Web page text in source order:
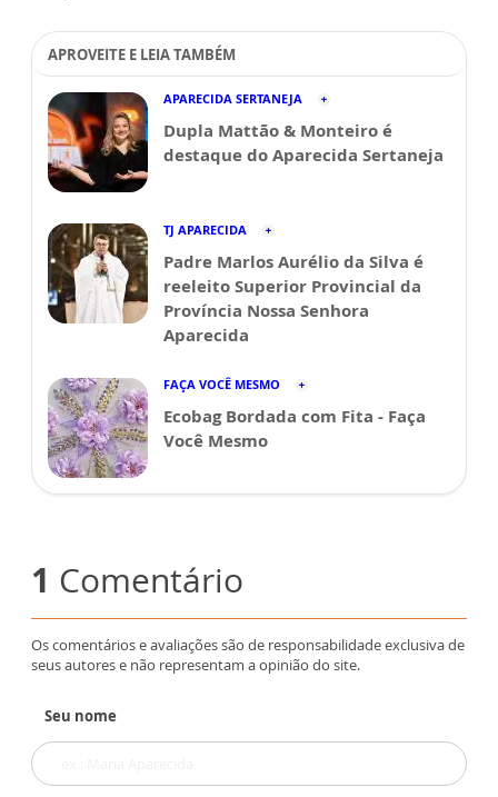
APROVEITE E LEIA TAMBÉM
APARECIDA SERTANEJA
Dupla Mattão & Monteiro é
destaque do Aparecida Sertaneja
TJ APARECIDA
Padre Marlos Aurélio da Silva é
reeleito Superior Provincial da
Província Nossa Senhora
Aparecida
FAÇA VOCÊ MESMO
Ecobag Bordada com Fita - Faça
Você Mesmo
1 Comentário
Os comentários e avaliações são de responsabilidade exclusiva de
seus autores e não representam a opinião do site.
Seu nome